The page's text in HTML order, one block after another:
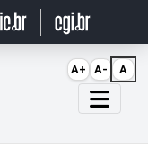
A+ A- A